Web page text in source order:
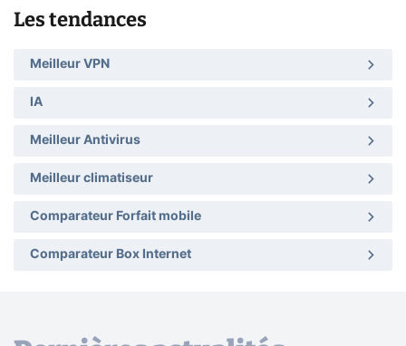
Les tendances
Meilleur VPN
IA
Meilleur Antivirus
Meilleur climatiseur
Comparateur Forfait mobile
Comparateur Box Internet